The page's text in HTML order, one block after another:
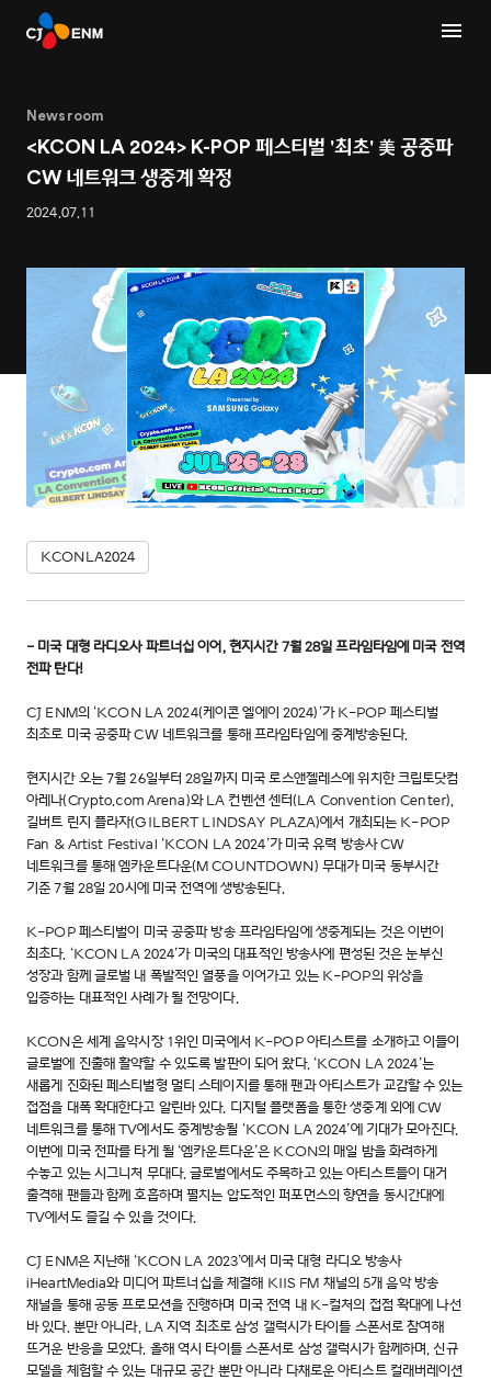
Newsroom
<KCON LA 2024> K-POP 페스티벌 '최초' 美 공중파
CW 네트워크 생중계 확정
2024.07.11
KCONLA2024
- 미국 대형 라디오사 파트너십 이어, 현지시간 7월 28일 프라임타임에 미국 전역
전파 탄다!
CJ ENM의 ‘KCON LA 2024(케이콘 엘에이 2024)’가 K-POP 페스티벌
최초로 미국 공중파 CW 네트워크를 통해 프라임타임에 중계방송된다.
현지시간 오는 7월 26일부터 28일까지 미국 로스앤젤레스에 위치한 크립토닷컴
아레나(Crypto.com Arena)와 LA 컨벤션 센터(LA Convention Center),
길버트 린지 플라자(GILBERT LINDSAY PLAZA)에서 개최되는 K-POP
Fan & Artist Festival ‘KCON LA 2024’가 미국 유력 방송사 CW
네트워크를 통해 엠카운트다운(M COUNTDOWN) 무대가 미국 동부시간
기준 7월 28일 20시에 미국 전역에 생방송된다.
K-POP 페스티벌이 미국 공중파 방송 프라임타임에 생중계되는 것은 이번이
최초다. ‘KCON LA 2024’가 미국의 대표적인 방송사에 편성된 것은 눈부신
성장과 함께 글로벌 내 폭발적인 열풍을 이어가고 있는 K-POP의 위상을
입증하는 대표적인 사례가 될 전망이다.
KCON은 세계 음악시장 1위인 미국에서 K-POP 아티스트를 소개하고 이들이
글로벌에 진출해 활약할 수 있도록 발판이 되어 왔다. ‘KCON LA 2024’는
새롭게 진화된 페스티벌형 멀티 스테이지를 통해 팬과 아티스트가 교감할 수 있는
접점을 대폭 확대한다고 알린바 있다. 디지털 플랫폼을 통한 생중계 외에 CW
네트워크를 통해 TV에서도 중계방송될 ‘KCON LA 2024’에 기대가 모아진다.
이번에 미국 전파를 타게 될 ‘엠카운트다운’은 KCON의 매일 밤을 화려하게
수놓고 있는 시그니처 무대다. 글로벌에서도 주목하고 있는 아티스트들이 대거
출격해 팬들과 함께 호흡하며 펼치는 압도적인 퍼포먼스의 향연을 동시간대에
TV에서도 즐길 수 있을 것이다.
CJ ENM은 지난해 ‘KCON LA 2023’에서 미국 대형 라디오 방송사
iHeartMedia와 미디어 파트너십을 체결해 KIIS FM 채널의 5개 음악 방송
채널을 통해 공동 프로모션을 진행하며 미국 전역 내 K-컬처의 접점 확대에 나선
바 있다. 뿐만 아니라, LA 지역 최초로 삼성 갤럭시가 타이틀 스폰서로 참여해
뜨거운 반응을 모았다. 올해 역시 타이틀 스폰서로 삼성 갤럭시가 함께하며, 신규
모델을 체험할 수 있는 대규모 공간 뿐만 아니라 다채로운 아티스트 컬래버레이션